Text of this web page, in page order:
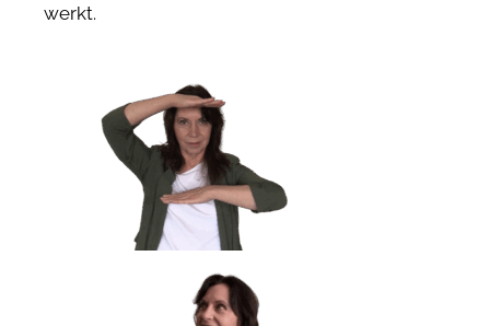
werkt.